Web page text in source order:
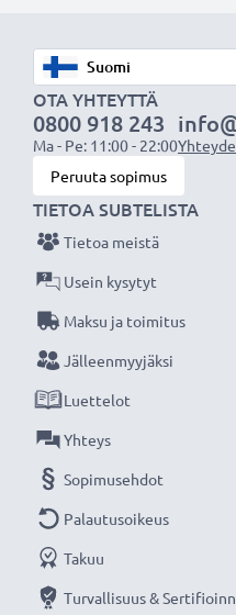
(katso alhaalta lista
Matkalla tai pakkasessa,
subtel vaihtoakku
jännitteellä antaa
kannettavalle Asus
Läppärin akku:
Valmistaja
Kapasiteetti: 5800mAh
Teknologia: Litiumionit
Väri: Musta
Korvaa alkuperäisen
★3 vuoden takuu
Olemme vuonna 2004
OTA YHTEYTTÄ
0800 918 243
Ma - Pe: 11:00 - 22:00
Peruuta sopimus
TIETOA SUBTELISTA
Tietoa meistä
Usein kysytyt
Maksu ja toimitus
Jälleenmyyjäksi
Luettelot
Yhteys
Sopimusehdot
Palautusoikeus
Takuu
Turvallisuus &